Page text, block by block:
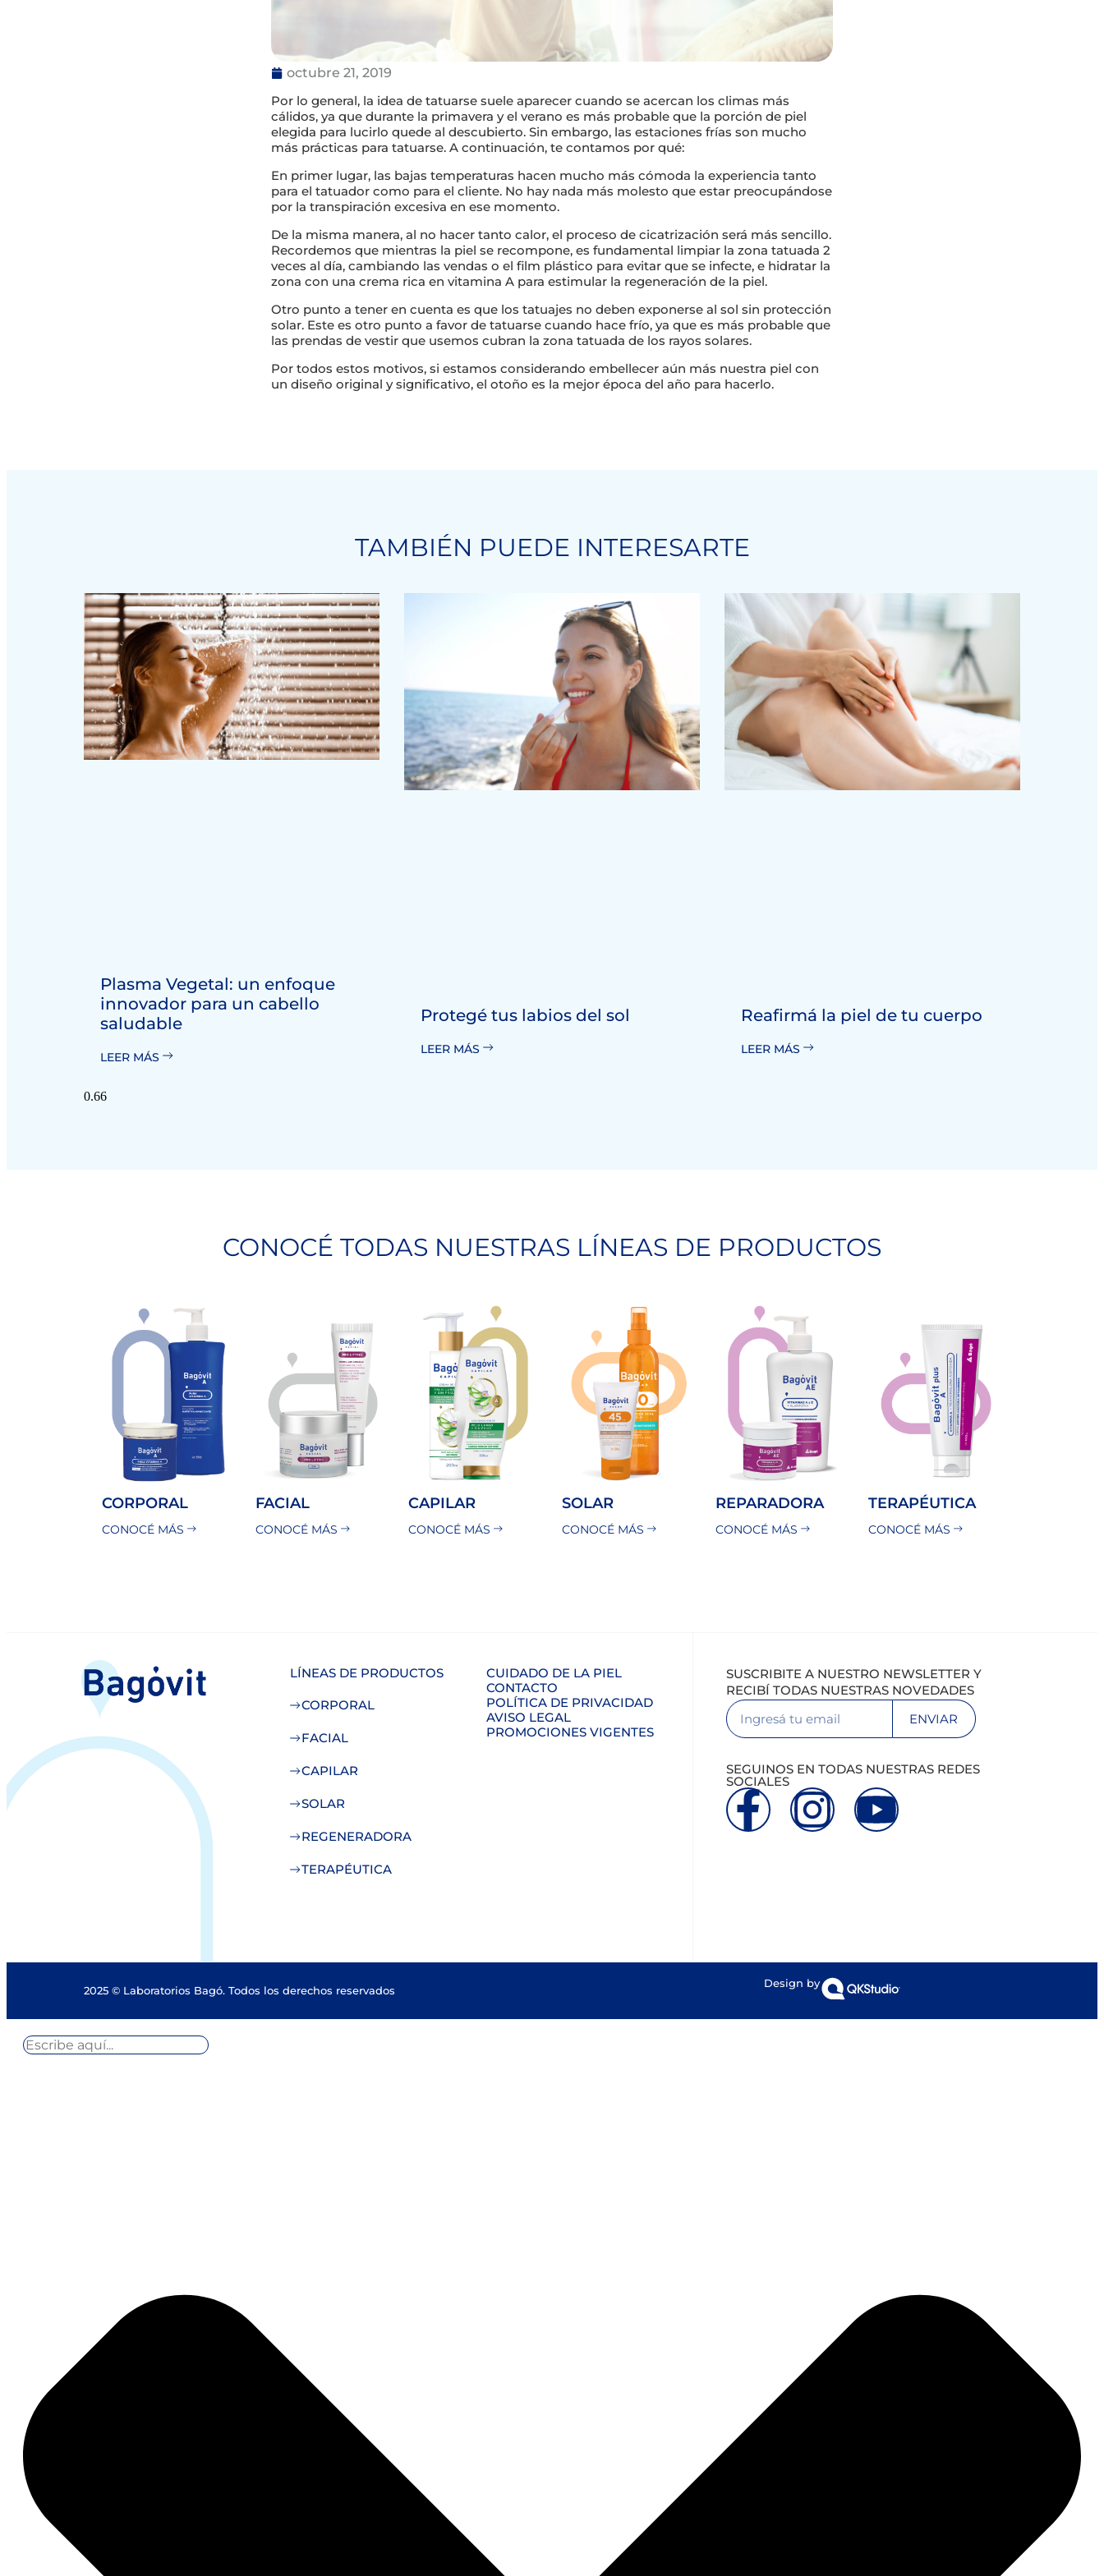
octubre 21, 2019
Por lo general, la idea de tatuarse suele aparecer cuando se acercan los climas más
cálidos, ya que durante la primavera y el verano es más probable que la porción de piel
elegida para lucirlo quede al descubierto. Sin embargo, las estaciones frías son mucho
más prácticas para tatuarse. A continuación, te contamos por qué:
En primer lugar, las bajas temperaturas hacen mucho más cómoda la experiencia tanto
para el tatuador como para el cliente. No hay nada más molesto que estar preocupándose
por la transpiración excesiva en ese momento.
De la misma manera, al no hacer tanto calor, el proceso de cicatrización será más sencillo.
Recordemos que mientras la piel se recompone, es fundamental limpiar la zona tatuada 2
veces al día, cambiando las vendas o el film plástico para evitar que se infecte, e hidratar la
zona con una crema rica en vitamina A para estimular la regeneración de la piel.
Otro punto a tener en cuenta es que los tatuajes no deben exponerse al sol sin protección
solar. Este es otro punto a favor de tatuarse cuando hace frío, ya que es más probable que
las prendas de vestir que usemos cubran la zona tatuada de los rayos solares.
Por todos estos motivos, si estamos considerando embellecer aún más nuestra piel con
un diseño original y significativo, el otoño es la mejor época del año para hacerlo.
TAMBIÉN PUEDE INTERESARTE
Plasma Vegetal: un enfoque
innovador para un cabello
saludable
LEER MÁS
Protegé tus labios del sol
LEER MÁS
Reafirmá la piel de tu cuerpo
LEER MÁS
CONOCÉ TODAS NUESTRAS LÍNEAS DE PRODUCTOS
CORPORAL
CONOCÉ MÁS
FACIAL
CONOCÉ MÁS
CAPILAR
CONOCÉ MÁS
SOLAR
CONOCÉ MÁS
REPARADORA
CONOCÉ MÁS
TERAPÉUTICA
CONOCÉ MÁS
LÍNEAS DE PRODUCTOS
CORPORAL
FACIAL
CAPILAR
SOLAR
REGENERADORA
TERAPÉUTICA
CUIDADO DE LA PIEL
CONTACTO
POLÍTICA DE PRIVACIDAD
AVISO LEGAL
PROMOCIONES VIGENTES
SUSCRIBITE A NUESTRO NEWSLETTER Y
RECIBÍ TODAS NUESTRAS NOVEDADES
ENVIAR
SEGUINOS EN TODAS NUESTRAS REDES
SOCIALES
2025 © Laboratorios Bagó. Todos los derechos reservados
Design by